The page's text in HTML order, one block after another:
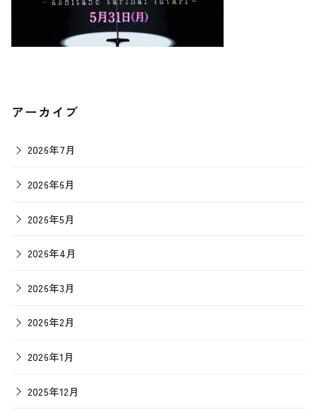
アーカイブ
2026年7月
2026年6月
2026年5月
2026年4月
2026年3月
2026年2月
2026年1月
2025年12月